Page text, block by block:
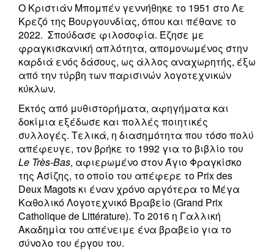
Ο Κριστιάν Μπομπέν γεννήθηκε το 1951 στο Λε
Κρεζό της Βουργουνδίας, όπου και πέθανε το
2022. Σπούδασε φιλοσοφία. Έζησε με
φραγκισκανική απλότητα, απομονωμένος στην
καρδιά ενός δάσους, ως άλλος αναχωρητής, έξω
από την τύρβη των παρισινών λογοτεχνικών
κύκλων.
Εκτός από μυθιστορήματα, αφηγήματα και
δοκίμια εξέδωσε και πολλές ποιητικές
συλλογές. Τελικά, η διασημότητα που τόσο πολύ
απέφευγε, τον βρήκε το 1992 για το βιβλίο του
Le Très-Bas, αφιερωμένο στον Άγιο Φραγκίσκο
της Ασίζης, το οποίο του απέφερε το Prix des
Deux Magots κι έναν χρόνο αργότερα το Μέγα
Καθολικό Λογοτεχνικό Βραβείο (Grand Prix
Catholique de Littérature). Το 2016 η Γαλλική
Ακαδημία του απένειμε ένα βραβείο για το
σύνολο του έργου του.